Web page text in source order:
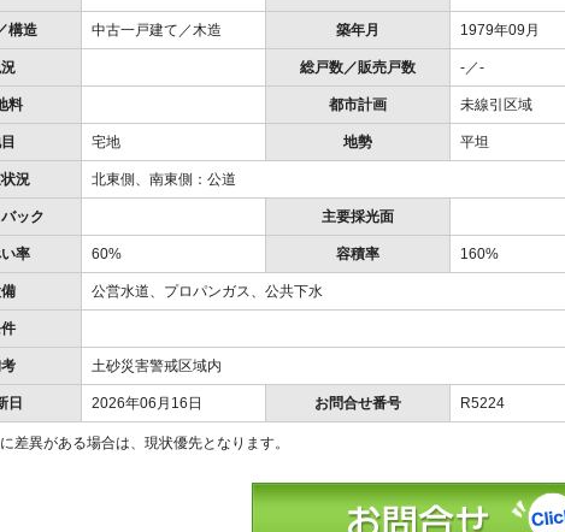
構造 中古一戸建て／木造 築年月 1979年09月
総戸数／販売戸数 -／-
料 都市計画 未線引区域
宅地 地勢 平坦
況 北東側、南東側：公道
ック 主要採光面
率 60% 容積率 160%
公営水道、プロパンガス、公共下水
土砂災害警戒区域内
日 2026年06月16日 お問合せ番号 R5224
差異がある場合は、現状優先となります。